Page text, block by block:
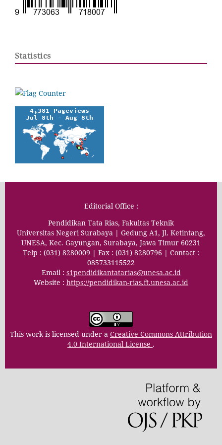
Statistics
Editorial Office :
Pendidikan Tata Rias, Fakultas Teknik
Universitas Negeri Surabaya | Gedung A1, Jl. Ketintang,
UNESA, Kec. Gayungan, Surabaya, Jawa Timur 60231
Telp : (031) 8280009 | Fax : (031) 8280796 | Contact :
085733115522
Email : s1pendidikantatarias@unesa.ac.id
Website : https://pendidikan-rias.ft.unesa.ac.id
This work is licensed under a Creative Commons Attribution
4.0 International License .